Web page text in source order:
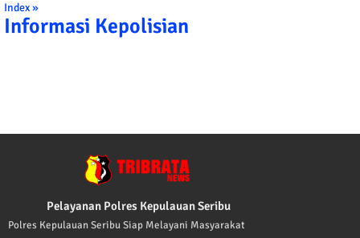
Index »
Informasi Kepolisian
Pelayanan Polres Kepulauan Seribu
Polres Kepulauan Seribu Siap Melayani Masyarakat